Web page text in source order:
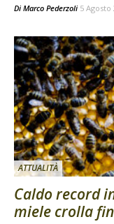
Di Marco Pederzoli 5 Agosto
ATTUALITÀ
Caldo record
miele crolla